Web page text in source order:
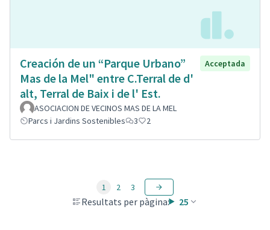
Creación de un “Parque Urbano”
Mas de la Mel" entre C.Terral de d'
alt, Terral de Baix i de l' Est.
Acceptada
ASOCIACION DE VECINOS MAS DE LA MEL
Parcs i Jardins Sostenibles
3 2
Resultats per pàgina: 25
1 2 3